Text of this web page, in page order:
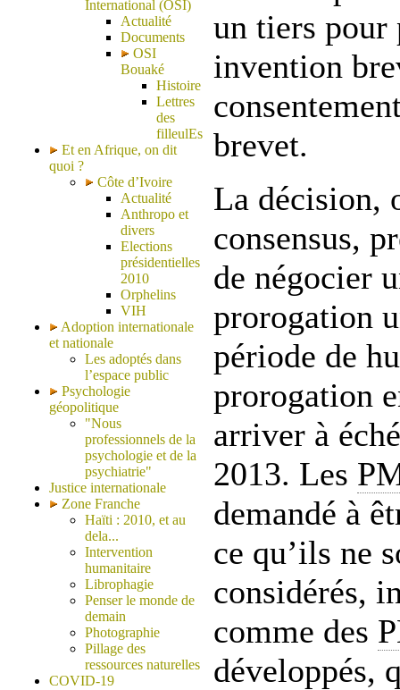
International (OSI)
Actualité
Documents
OSI
Bouaké
Histoire
Lettres
des
filleulEs
Et en Afrique, on dit
quoi ?
Côte d’Ivoire
Actualité
Anthropo et
divers
Elections
présidentielles
2010
Orphelins
VIH
Adoption internationale
et nationale
Les adoptés dans
l’espace public
Psychologie
géopolitique
"Nous
professionnels de la
psychologie et de la
psychiatrie"
Justice internationale
Zone Franche
Haïti : 2010, et au
dela...
Intervention
humanitaire
Librophagie
Penser le monde de
demain
Photographie
Pillage des
ressources naturelles
COVID-19
un tiers pour
invention
brevet.
La décision,
consensus,
de négocier
prorogation
période de
prorogation
arriver à
2013. Les
demandé à
ce qu’ils ne
considérés,
comme des
développés,